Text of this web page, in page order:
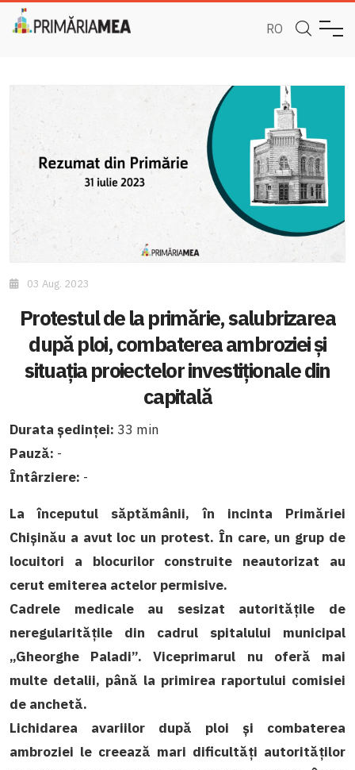
RO
03 Aug. 2023
Protestul de la primărie, salubrizarea
după ploi, combaterea ambroziei și
situația proiectelor investiționale din
capitală
Durata ședinței: 33 min
Pauză: -
Întârziere: -
La începutul săptămânii, în incinta Primăriei
Chișinău a avut loc un protest. În care, un grup de
locuitori a blocurilor construite neautorizat au
cerut emiterea actelor permisive.
Cadrele medicale au sesizat autoritățile de
neregularitățile din cadrul spitalului municipal
„Gheorghe Paladi”. Viceprimarul nu oferă mai
multe detalii, până la primirea raportului comisiei
de anchetă.
Lichidarea avariilor după ploi și combaterea
ambroziei le creează mari dificultăți autorităților